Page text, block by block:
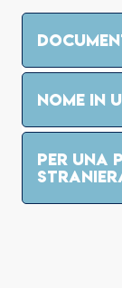
NOME IN
PER UNA